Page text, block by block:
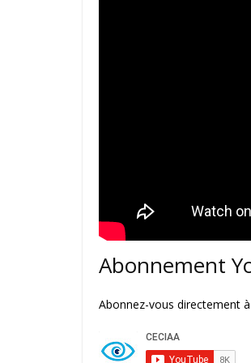
Abonnement
Abonnez-vous directement